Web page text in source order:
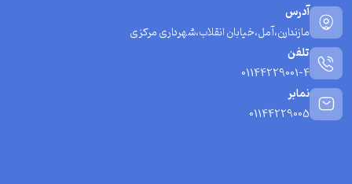
آدرس
مازندارن،آمل،خیابان انقلاب،شهرداری مرکزی
تلفن
01144229001-4
نمابر
01144229005